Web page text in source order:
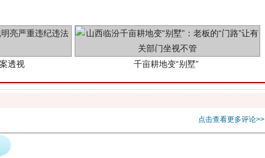
施 别拿“量子”当幌子
点击查看更多评论>>